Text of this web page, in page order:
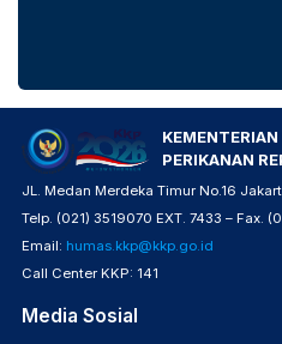
PERIKANAN
JL. Medan Merdeka Timur No.16
Telp. (021) 3519070 EXT. 7433 – Fax.
Email: humas.kkp@kkp.go.id
Call Center KKP: 141
Media Sosial